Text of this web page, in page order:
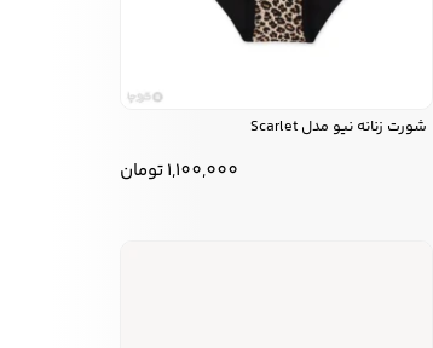
شورت زنانه نیو مدل Scarlet
1,100,000تومان